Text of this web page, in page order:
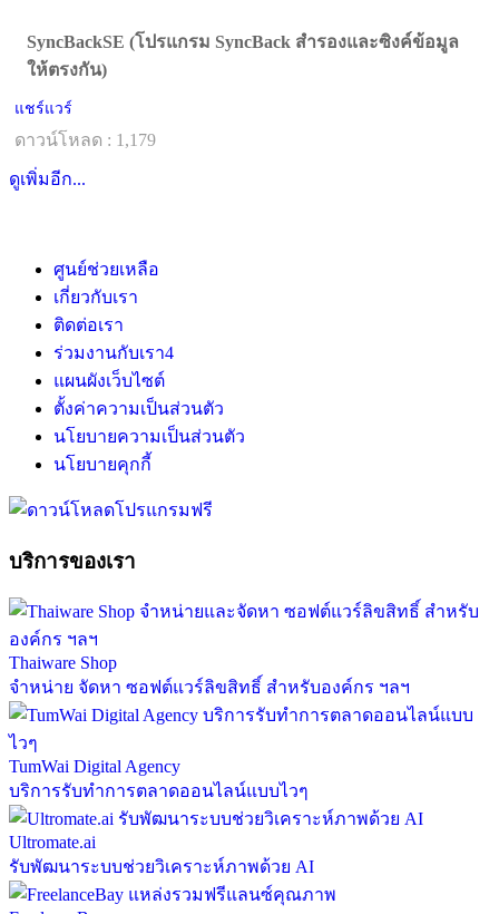
SyncBackSE (โปรแกรม SyncBack สำรองและซิงค์ข้อมูล
ให้ตรงกัน)
แชร์แวร์
ดาวน์โหลด : 1,179
ดูเพิ่มอีก...
ศูนย์ช่วยเหลือ
เกี่ยวกับเรา
ติดต่อเรา
ร่วมงานกับเรา4
แผนผังเว็บไซต์
ตั้งค่าความเป็นส่วนตัว
นโยบายความเป็นส่วนตัว
นโยบายคุกกี้
บริการของเรา
Thaiware Shop
จำหน่าย จัดหา ซอฟต์แวร์ลิขสิทธิ์ สำหรับองค์กร ฯลฯ
TumWai Digital Agency
บริการรับทำการตลาดออนไลน์แบบไวๆ
Ultromate.ai
รับพัฒนาระบบช่วยวิเคราะห์ภาพด้วย AI